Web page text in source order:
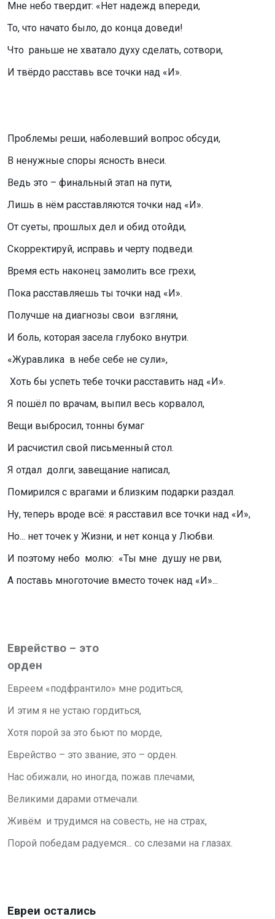
Мне небо твердит: «Нет надежд впереди,
То, что начато было, до конца доведи!
Что раньше не хватало духу сделать, сотвори,
И твёрдо расставь все точки над «И».
Проблемы реши, наболевший вопрос обсуди,
В ненужные споры ясность внеси.
Ведь это – финальный этап на пути,
Лишь в нём расставляются точки над «И».
От суеты, прошлых дел и обид отойди,
Скорректируй, исправь и черту подведи.
Время есть наконец замолить все грехи,
Пока расставляешь ты точки над «И».
Получше на диагнозы свои взгляни,
И боль, которая засела глубоко внутри.
«Журавлика в небе себе не сули»,
Хоть бы успеть тебе точки расставить над «И».
Я пошёл по врачам, выпил весь корвалол,
Вещи выбросил, тонны бумаг
И расчистил свой письменный стол.
Я отдал долги, завещание написал,
Помирился с врагами и близким подарки раздал.
Ну, теперь вроде всё: я расставил все точки над «И»,
Но... нет точек у Жизни, и нет конца у Любви.
И поэтому небо молю: «Ты мне душу не рви,
А поставь многоточие вместо точек над «И»...
Еврейство – это
орден
Евреем «подфрантило» мне родиться,
И этим я не устаю гордиться,
Хотя порой за это бьют по морде,
Еврейство – это звание, это – орден.
Нас обижали, но иногда, пожав плечами,
Великими дарами отмечали.
Живём и трудимся на совесть, не на страх,
Порой победам радуемся... со слезами на глазах.
Евреи остались